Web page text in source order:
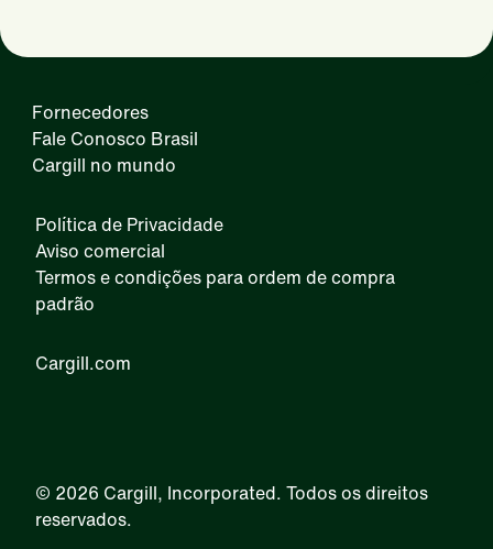
Fornecedores
Fale Conosco Brasil
Cargill no mundo
Política de Privacidade
Aviso comercial
Termos e condições para ordem de compra
padrão
Cargill.com
© 2026 Cargill, Incorporated. Todos os direitos
reservados.